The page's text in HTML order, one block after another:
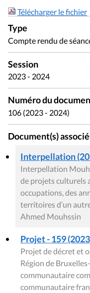
Télécharger le fichier
Type
Compte rendu de
Session
2023 - 2024
Numéro du
106 (2023 - 2024)
Document(s)
Interpellation
Interpellation
de projets culturels
occupations, des
territoires d’un
Ahmed Mouhssin
Projet - 159
Projet de décret et
Région de
communautaire
communautaire